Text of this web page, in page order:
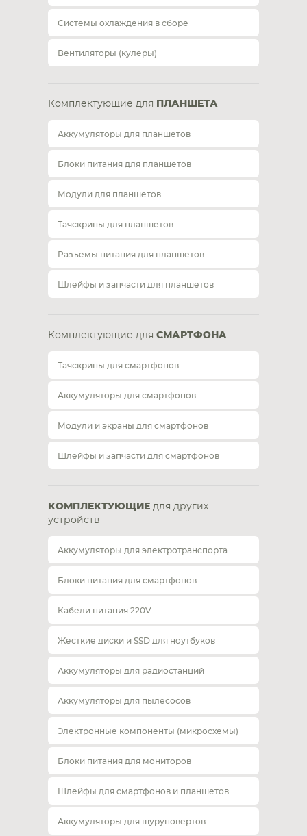
Системы охлаждения в сборе
Вентиляторы (кулеры)
Комплектующие для ПЛАНШЕТА
Аккумуляторы для планшетов
Блоки питания для планшетов
Модули для планшетов
Тачскрины для планшетов
Разъемы питания для планшетов
Шлейфы и запчасти для планшетов
Комплектующие для СМАРТФОНА
Тачскрины для смартфонов
Аккумуляторы для смартфонов
Модули и экраны для смартфонов
Шлейфы и запчасти для смартфонов
КОМПЛЕКТУЮЩИЕ для других
устройств
Аккумуляторы для электротранспорта
Блоки питания для смартфонов
Кабели питания 220V
Жесткие диски и SSD для ноутбуков
Аккумуляторы для радиостанций
Аккумуляторы для пылесосов
Электронные компоненты (микросхемы)
Блоки питания для мониторов
Шлейфы для смартфонов и планшетов
Аккумуляторы для шуруповертов